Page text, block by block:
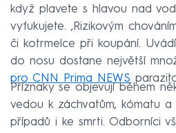
když plavete s hlavou nad
vyfukujete. ‚Rizikovým
či kotrmelce při koupání.
do nosu dostane největší
pro CNN Prima NEWS
Příznaky se objevují během
vedou k záchvatům, kómatu
případů i ke smrti. Odborníci